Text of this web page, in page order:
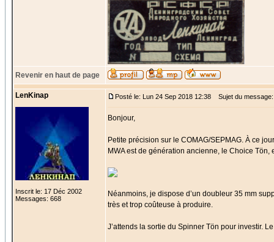
Revenir en haut de page
LenKinap
Inscrit le: 17 Déc 2002
Messages: 668
Posté le: Lun 24 Sep 2018 12:38 Sujet du message:
Bonjour,
Petite précision sur le COMAG/SEPMAG. À ce
MWA est de génération ancienne, le Choice
Néanmoins, je dispose d’un doubleur 35 mm
très et trop coûteuse à produire.
J’attends la sortie du Spinner Tön pour investir.